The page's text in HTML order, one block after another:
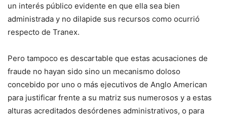
un interés público evidente en que ella sea bien
administrada y no dilapide sus recursos como ocurrió
respecto de Tranex.
Pero tampoco es descartable que estas acusaciones de
fraude no hayan sido sino un mecanismo doloso
concebido por uno o más ejecutivos de Anglo American
para justificar frente a su matriz sus numerosos y a estas
alturas acreditados desórdenes administrativos, o para